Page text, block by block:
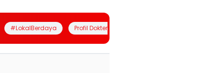
#LokalBerdaya Profil Dokter